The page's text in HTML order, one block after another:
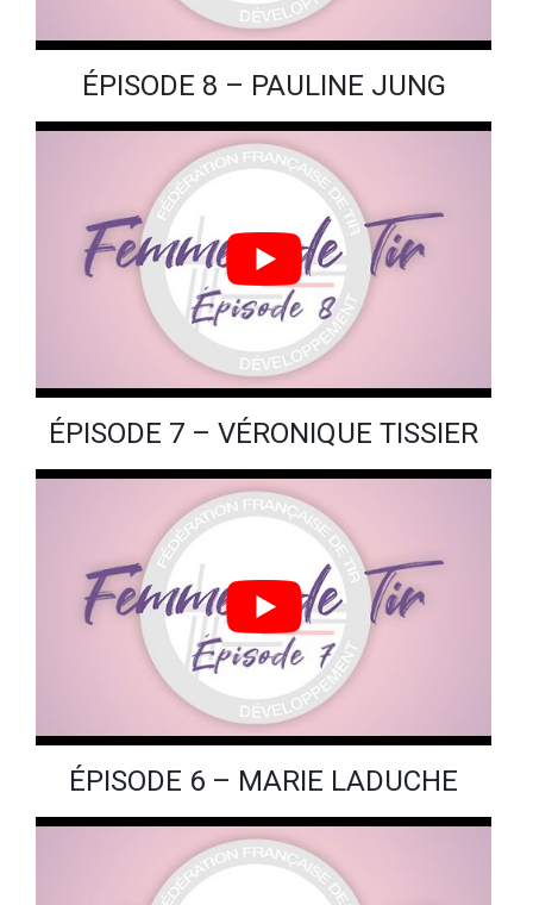
ÉPISODE 8 – PAULINE JUNG
ÉPISODE 7 – VÉRONIQUE TISSIER
ÉPISODE 6 – MARIE LADUCHE